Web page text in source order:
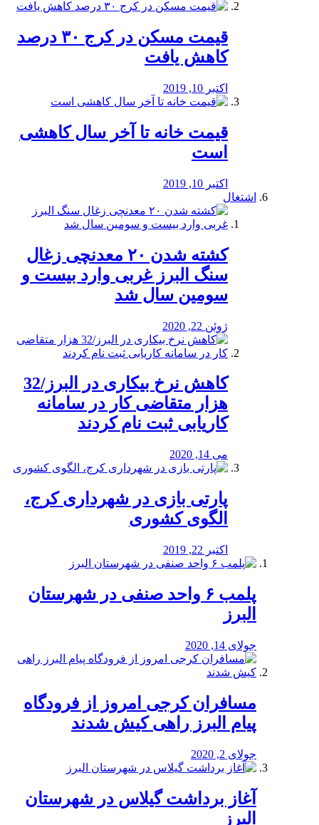
️قیمت مسکن در کرج ۳۰ درصد
کاهش یافت
اکتبر 10, 2019
قیمت خانه تا آخر سال کاهشی
است
اکتبر 10, 2019
اشتغال
کشته شدن ۲۰ معدنچی زغال
سنگ البرز غربی وارد بیست و
سومین سال شد
ژوئن 22, 2020
کاهش نرخ بیکاری در البرز/32
هزار متقاضی کار در سامانه
کاریابی ثبت نام کردند
می 14, 2020
پارتی بازی در شهرداری کرج،
الگوی کشوری
اکتبر 22, 2019
پلمب ۶ واحد صنفی در شهرستان
البرز
جولای 14, 2020
مسافران کرجی امروز از فرودگاه
پیام البرز راهی کیش شدند
جولای 2, 2020
آغاز برداشت گیلاس در شهرستان
البرز